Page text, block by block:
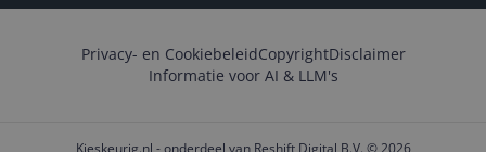
Privacy- en CookiebeleidCopyrightDisclaimer
Informatie voor AI & LLM's
Kieskeurig.nl - onderdeel van Reshift Digital B.V. © 2026